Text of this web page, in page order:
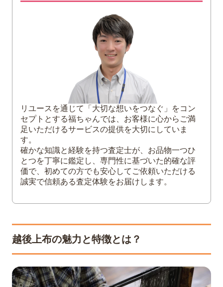
付属品の有無
着物の買取相場一覧｜訪問着・留袖・振袖
など
訪問着・付け下げ
加賀友禅・京友禅
小紋・色無地
黒留袖・色留袖
振袖
帯や和装小物とセットで買取してもらう
専門知識豊富な買取業者に依頼する
5 越後上布の買取は「福ちゃん」に！
6 まとめ
リユースを通じて「大切な想いをつなぐ」をコン
セプトとする福ちゃんでは、お客様に心からご満
足いただけるサービスの提供を大切にしていま
す。
確かな知識と経験を持つ査定士が、お品物一つひ
とつを丁寧に鑑定し、専門性に基づいた的確な評
価で、初めての方でも安心してご依頼いただける
誠実で信頼ある査定体験をお届けします。
越後上布の魅力と特徴とは？